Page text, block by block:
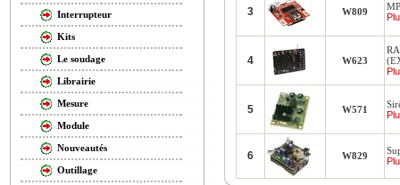
Interrupteur
Kits
Le soudage
Librairie
Mesure
Module
Nouveautés
Outillage
3 W809
4 W623
5 W571
6 W829